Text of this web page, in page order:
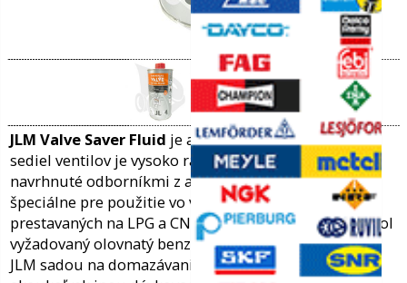
oleja
Garantujeme originalitu
Spoľahlivá kvalita už 20 rokov...